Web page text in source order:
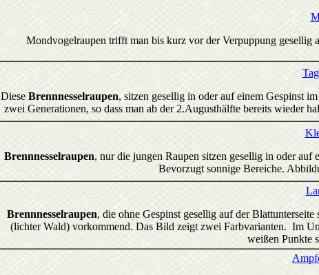
Mondvogelraupen trifft man bis kurz vor der Verpuppung gesellig
DieseBrennnesselraupen, sitzen gesellig in oder auf einem Gespinst
zwei Generationen, so dass man ab der 2.Augusthälfte bereits wieder
Brennnesselraupen, nur die jungen Raupen sitzen gesellig in oder auf
Bevorzugt sonnige Bereiche.
Brennnesselraupen, die ohne Gespinst gesellig auf der
(lichter Wald) vorkommend. Das Bild zeigt zwei Farbvarianten. Im
weißen Punkte